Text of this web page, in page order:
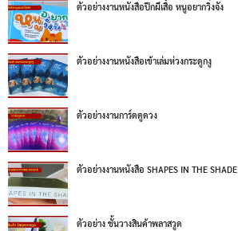
ตัวอย่างงานหนังสือปีกผีเสื้อ หนูอยากวิ่งจัง
ตัวอย่างงานหนังสือเข้าเล่มห่วงกระดูกงู
ตัวอย่างงานการ์ดดูดวง
ตัวอย่างงานหนังสือ SHAPES IN THE SHADE
ตัวอย่าง ชั้นวางสินค้าพลาสวูด